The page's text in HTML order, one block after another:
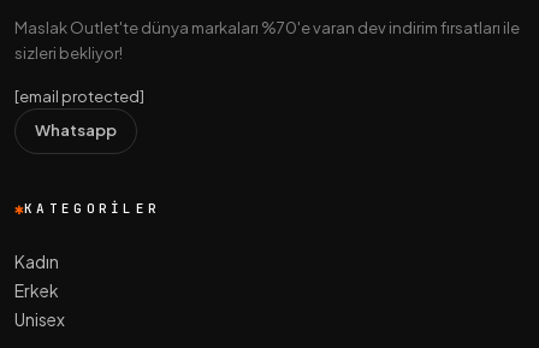
Maslak Outlet'te dünya markaları %70'e varan dev indirim fırsatları ile
sizleri bekliyor!
[email protected]
Whatsapp
KATEGORILER
Kadın
Erkek
Unisex